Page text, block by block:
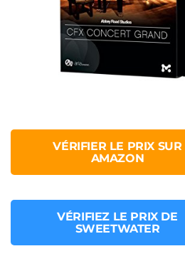
VÉRIFIER LE PRIX SUR
AMAZON
VÉRIFIEZ LE PRIX DE
SWEETWATER